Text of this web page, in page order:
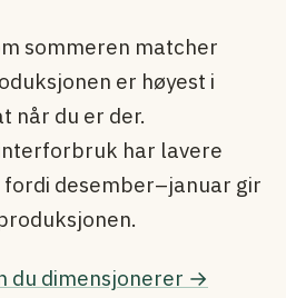
sommeren matcher
er høyest i
når du er der.
har lavere
desember–januar gir
du dimensjonerer →